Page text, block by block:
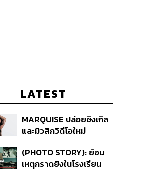
LATEST
MARQUISE ปล่อยซิงเกิล
และมิวสิกวิดีโอใหม่
สัมพันธ์สุด Toxic
(PHOTO STORY): ย้อน
เหตุกราดยิงในโรงเรียน